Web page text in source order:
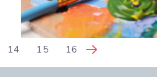
14 15 16